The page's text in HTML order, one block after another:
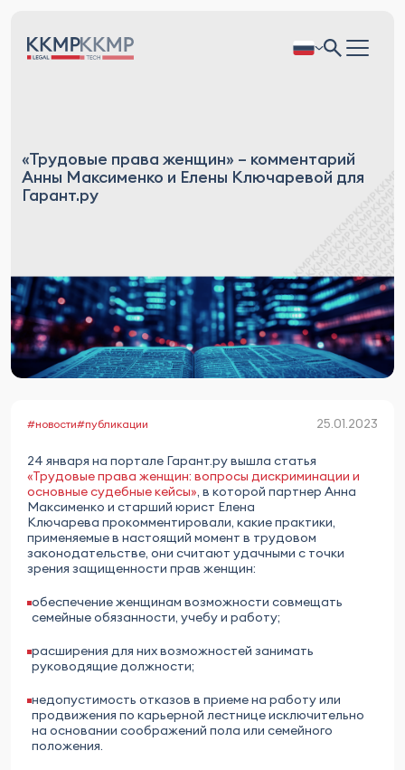
«Трудовые права женщин» – комментарий
Анны Максименко и Елены Ключаревой для
Гарант.ру
#новости#публикации 25.01.2023
24 января на портале Гарант.ру вышла статья
«Трудовые права женщин: вопросы дискриминации и
основные судебные кейсы», в которой партнер Анна
Максименко и старший юрист Елена
Ключарева прокомментировали, какие практики,
применяемые в настоящий момент в трудовом
законодательстве, они считают удачными с точки
зрения защищенности прав женщин:
обеспечение женщинам возможности совмещать
семейные обязанности, учебу и работу;
расширения для них возможностей занимать
руководящие должности;
недопустимость отказов в приеме на работу или
продвижения по карьерной лестнице исключительно
на основании соображений пола или семейного
положения.